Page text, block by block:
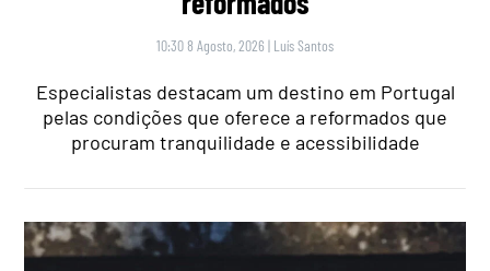
10:30 8 Agosto, 2026 | Luís Santos
Especialistas destacam um destino em Portugal
pelas condições que oferece a reformados que
procuram tranquilidade e acessibilidade